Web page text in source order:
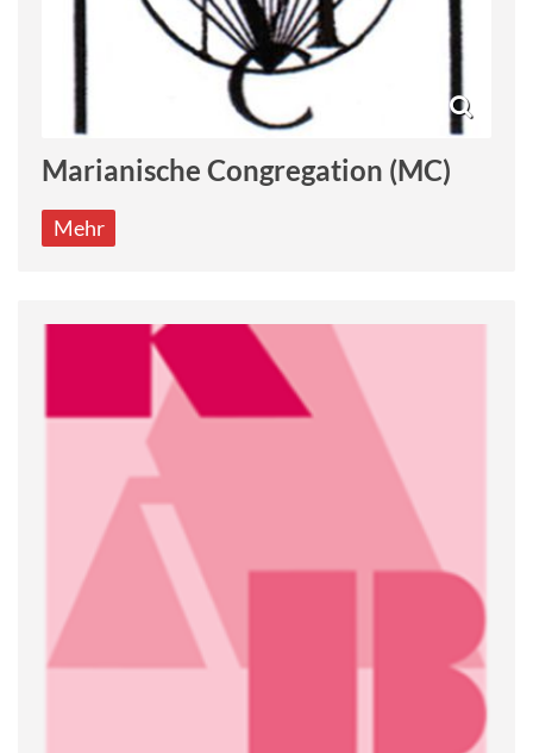
Marianische Congregation (MC)
Mehr